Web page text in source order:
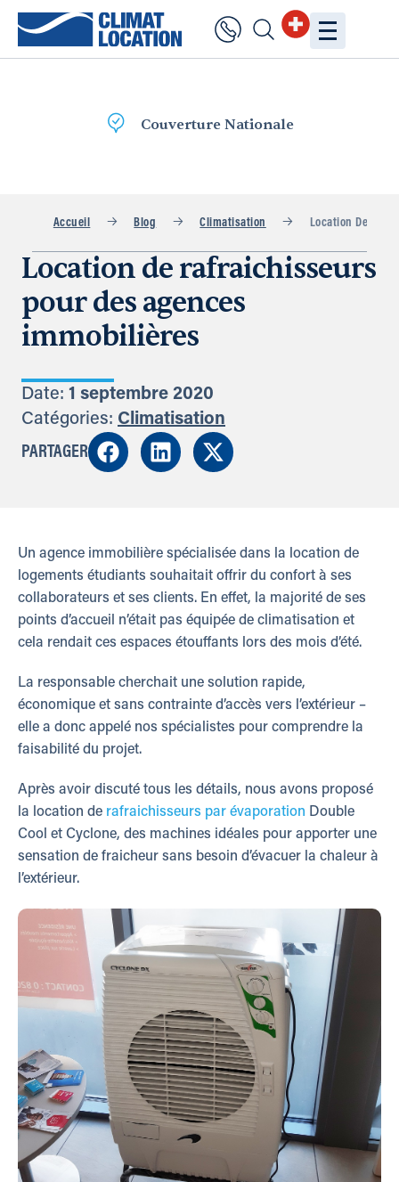
Livraisonrapide
Accueil Blog Climatisation Location De
Location de rafraichisseurs
pour des agences
immobilières
Date: 1 septembre 2020
Catégories: Climatisation
PARTAGER
Un agence immobilière spécialisée dans la location de
logements étudiants souhaitait offrir du confort à ses
collaborateurs et ses clients. En effet, la majorité de ses
points d’accueil n’était pas équipée de climatisation et
cela rendait ces espaces étouffants lors des mois d’été.
La responsable cherchait une solution rapide,
économique et sans contrainte d’accès vers l’extérieur –
elle a donc appelé nos spécialistes pour comprendre la
faisabilité du projet.
Après avoir discuté tous les détails, nous avons proposé
la location de rafraichisseurs par évaporation Double
Cool et Cyclone, des machines idéales pour apporter une
sensation de fraicheur sans besoin d’évacuer la chaleur à
l’extérieur.